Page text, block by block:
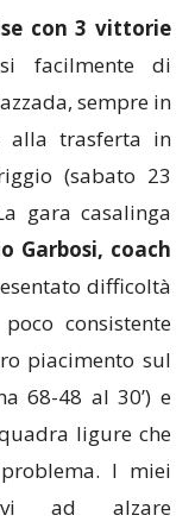
con 3 vittorie
facilmente di
sempre in
alla trasferta in
(sabato 23
gara casalinga
Garbosi, coach
difficoltà
consistente
piacimento sul
68-48 al 30’) e
ligure che
I miei
ad alzare